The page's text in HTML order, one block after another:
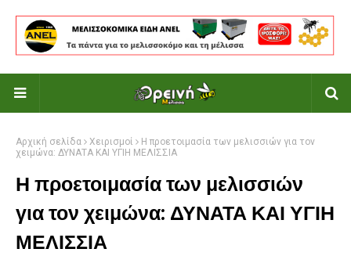
Αρχική σελίδα Χειρισμοί
Η προετοιμασία των μελισσιών για τον
χειμώνα: ΔΥΝΑΤΑ ΚΑΙ ΥΓΙΗ ΜΕΛΙΣΣΙΑ
Η προετοιμασία των μελισσιών
για τον χειμώνα: ΔΥΝΑΤΑ ΚΑΙ ΥΓΙΗ
ΜΕΛΙΣΣΙΑ